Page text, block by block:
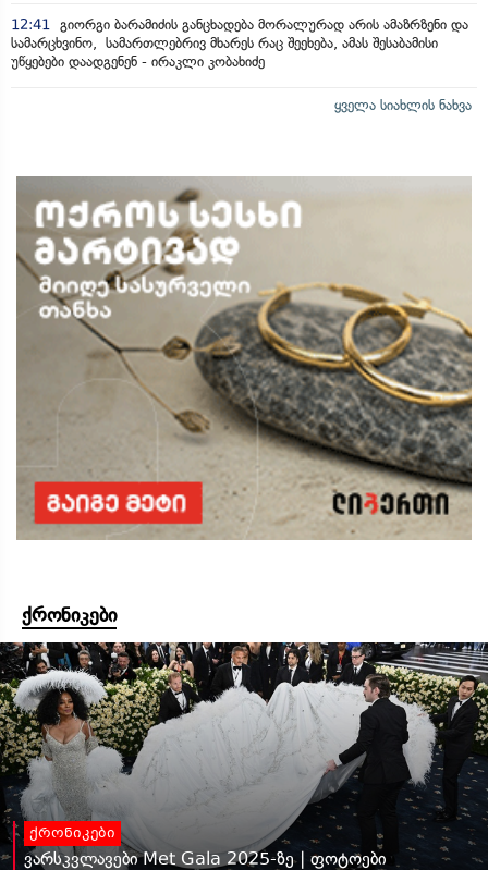
12:41
გიორგი ბარამიძის განცხადება მორალურად არის ამაზრზენი და
სამარცხვინო, სამართლებრივ მხარეს რაც შეეხება, ამას შესაბამისი
უწყებები დაადგენენ - ირაკლი კობახიძე
ყველა სიახლის ნახვა
ქრონიკები
ქრონიკები
ვარსკვლავები Met Gala 2025-ზე | ფოტოები